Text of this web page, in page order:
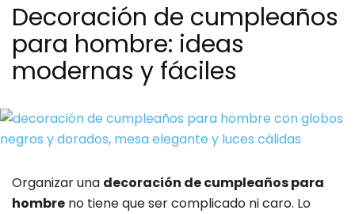
Decoración de cumpleaños
para hombre: ideas
modernas y fáciles
Organizar una decoración de cumpleaños para
hombre no tiene que ser complicado ni caro. Lo